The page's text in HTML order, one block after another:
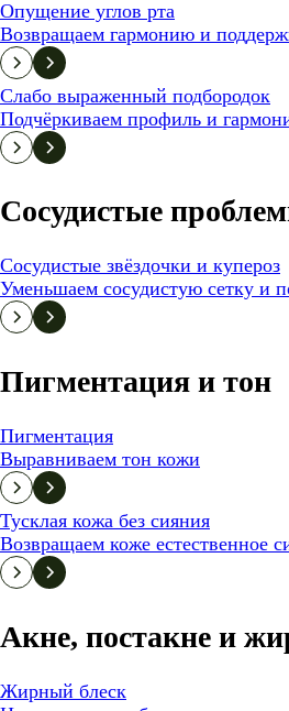
Опущение углов рта
Возвращаем гармонию и
Слабо выраженный подбородок
Подчёркиваем профиль и
Сосудистые
Сосудистые звёздочки и купероз
Уменьшаем сосудистую сетку и
Пигментация и тон
Пигментация
Выравниваем тон кожи
Тусклая кожа без сияния
Возвращаем коже естественное
Акне, постакне и
Жирный блеск